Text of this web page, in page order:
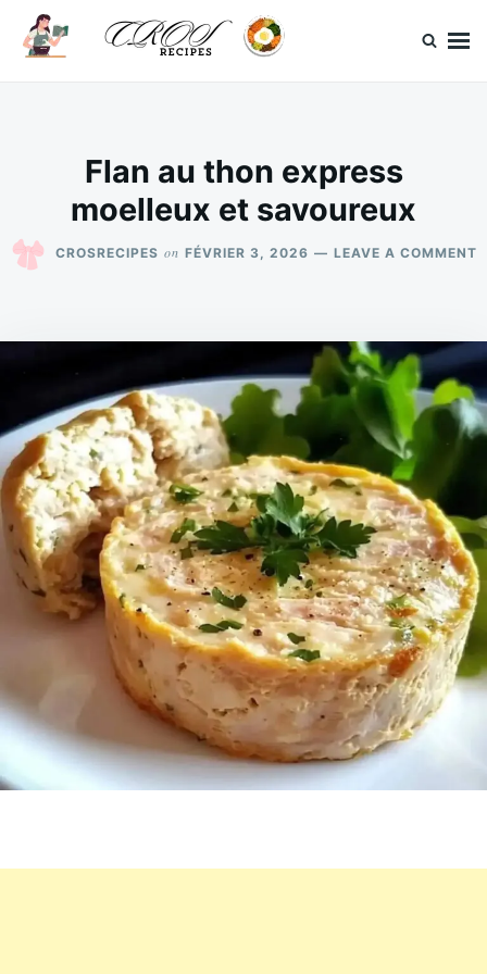
SkipSearch
for:
Flan au thon express
moelleux et savoureux
CROSRECIPES on FÉVRIER 3, 2026 LEAVE A COMMENT